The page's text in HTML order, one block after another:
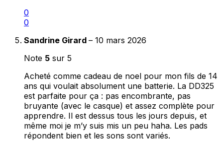
0
0
Sandrine Girard – 10 mars 2026
Note 5 sur 5
Acheté comme cadeau de noel pour mon fils de 14
ans qui voulait absolument une batterie. La DD325
est parfaite pour ça : pas encombrante, pas
bruyante (avec le casque) et assez complète pour
apprendre. Il est dessus tous les jours depuis, et
même moi je m’y suis mis un peu haha. Les pads
répondent bien et les sons sont variés.